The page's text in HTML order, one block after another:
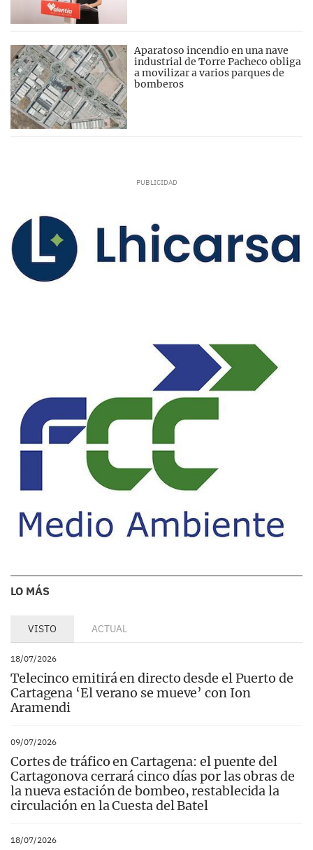
Aparatoso incendio en una nave
industrial de Torre Pacheco obliga
a movilizar a varios parques de
bomberos
LO MÁS
VISTO ACTUAL
18/07/2026
Telecinco emitirá en directo desde el Puerto de
Cartagena ‘El verano se mueve’ con Ion
Aramendi
09/07/2026
Cortes de tráfico en Cartagena: el puente del
Cartagonova cerrará cinco días por las obras de
la nueva estación de bombeo, restablecida la
circulación en la Cuesta del Batel
18/07/2026